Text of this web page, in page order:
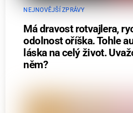
NEJNOVĚJŠÍ ZPRÁVY
Má dravost rotvajlera,
odolnost oříška. Tohle
láska na celý život.
něm?